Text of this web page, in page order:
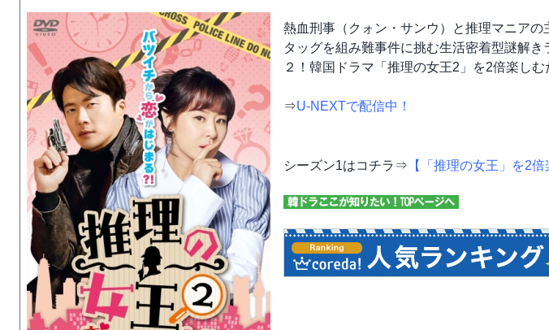
熱血刑事（クォン・サンウ）と推理マニアの
タッグを組み難事件に挑む生活密着型謎解き
２！韓国ドラマ「推理の女王2」を2倍楽しむ
⇒U-NEXTで配信中！
シーズン1はコチラ⇒ 【「推理の女王」を2倍